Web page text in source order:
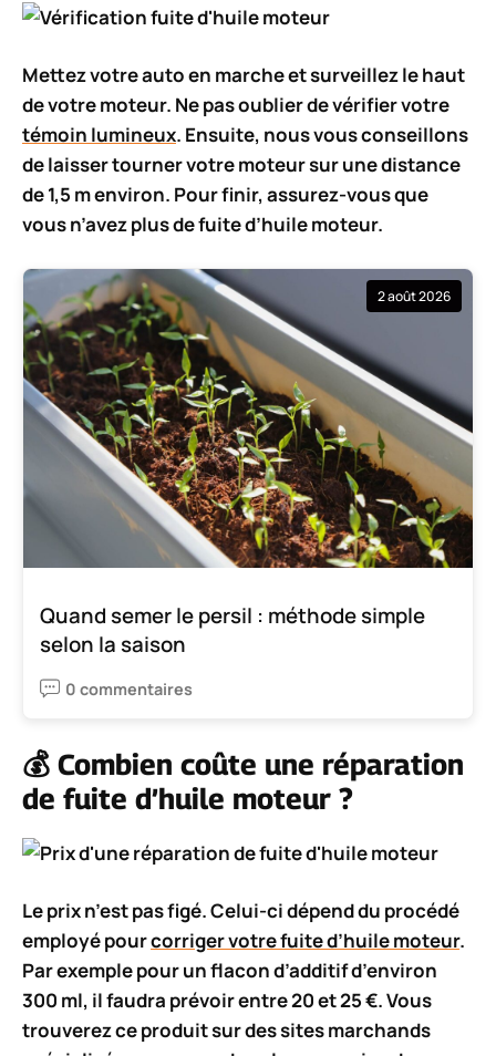
Mettez votre auto en marche et surveillez le haut
de votre moteur. Ne pas oublier de vérifier votre
témoin lumineux. Ensuite, nous vous conseillons
de laisser tourner votre moteur sur une distance
de 1,5 m environ. Pour finir, assurez-vous que
vous n’avez plus de fuite d’huile moteur.
2 août 2026
Quand semer le persil : méthode simple
selon la saison
0 commentaires
💰 Combien coûte une réparation
de fuite d’huile moteur ?
Le prix n’est pas figé. Celui-ci dépend du procédé
employé pourcorriger votre fuite d’huile moteur.
Par exemple pour un flacon d’additif d’environ
300 ml, il faudra prévoirentre 20 et 25 €. Vous
trouverez ce produit sur des sites marchands